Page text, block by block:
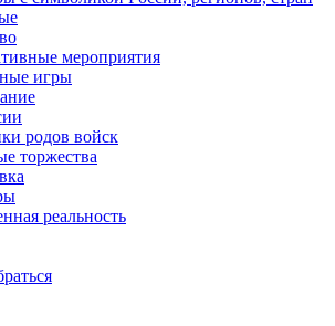
мероприятия
игры
родов войск
торжества
реальность